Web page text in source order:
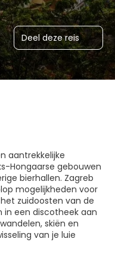
Deel deze reis
aantrekkelijke
Hongaarse gebouwen
bierhallen. Zagreb
mogelijkheden voor
zuidoosten van de
in een discotheek aan
skiën en
van je luie